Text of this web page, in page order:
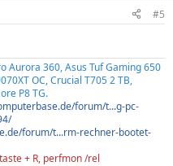
#5
Aurora 360, Asus Tuf Gaming 650
OC, Crucial T705 2 TB,
P8 TG.
forum/t...g-pc-
forum/t...rm-rechner-bootet-
+ R, perfmon /rel